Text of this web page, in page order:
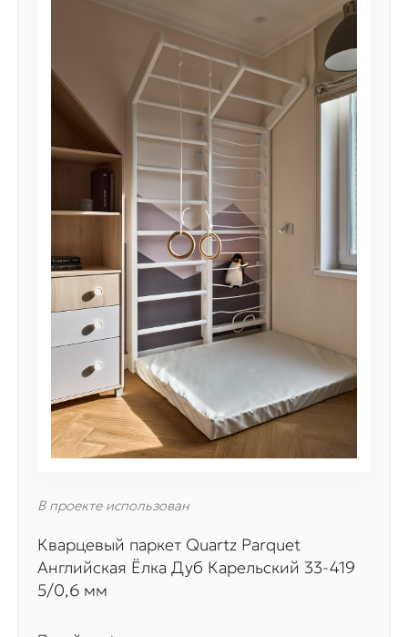
В проекте использован
Кварцевый паркет Quartz Parquet
Английская Ёлка Дуб Карельский 33-419
5/0,6 мм